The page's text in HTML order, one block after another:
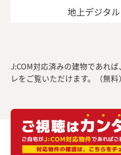
地上デジタル
J:COM対応済みの建物であれ
レをご覧いただけます。（無料）